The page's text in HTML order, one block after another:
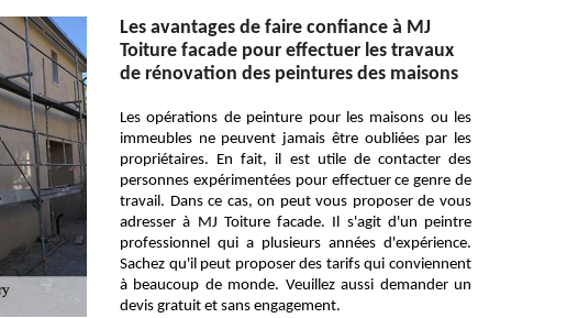
Les avantages de faire confiance à MJ
Toiture facade pour effectuer les travaux
de rénovation des peintures des maisons
Les opérations de peinture pour les maisons ou les
immeubles ne peuvent jamais être oubliées par les
propriétaires. En fait, il est utile de contacter des
personnes expérimentées pour effectuer ce genre de
travail. Dans ce cas, on peut vous proposer de vous
adresser à MJ Toiture facade. Il s'agit d'un peintre
professionnel qui a plusieurs années d'expérience.
Sachez qu'il peut proposer des tarifs qui conviennent
à beaucoup de monde. Veuillez aussi demander un
devis gratuit et sans engagement.